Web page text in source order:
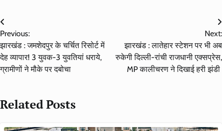
Post
navigation
Previous:
झारखंड : जमशेदपुर के चर्चित रिसोर्ट में
देह व्यापार! 3 युवक-3 युवतियां धराये,
ग्रामीणों ने मौके पर दबोचा
Next:
झारखंड : लातेहार स्टेशन पर भी अब
रुकेगी दिल्ली-रांची राजधानी एक्सप्रेस,
MP कालीचरण ने दिखाई हरी झंडी
Related Posts